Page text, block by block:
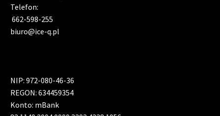
Telefon:
662-598-255
biuro@ice-q.pl
NIP: 972-080-46-36
REGON: 634459354
Konto: mBank